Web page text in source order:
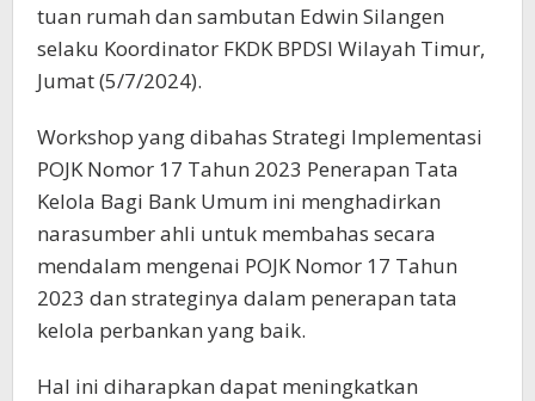
tuan rumah dan sambutan Edwin Silangen
selaku Koordinator FKDK BPDSI Wilayah Timur,
Jumat (5/7/2024).
Workshop yang dibahas Strategi Implementasi
POJK Nomor 17 Tahun 2023 Penerapan Tata
Kelola Bagi Bank Umum ini menghadirkan
narasumber ahli untuk membahas secara
mendalam mengenai POJK Nomor 17 Tahun
2023 dan strateginya dalam penerapan tata
kelola perbankan yang baik.
Hal ini diharapkan dapat meningkatkan